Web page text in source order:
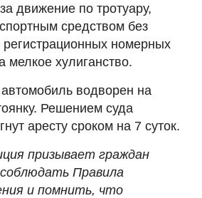
движение по тротуару,
средством без
регистрационных номерных
мелкое хулиганство.
водворен на
Решением суда
аресту сроком на 7 суток.
призывает граждан
Правила
и помнить, что